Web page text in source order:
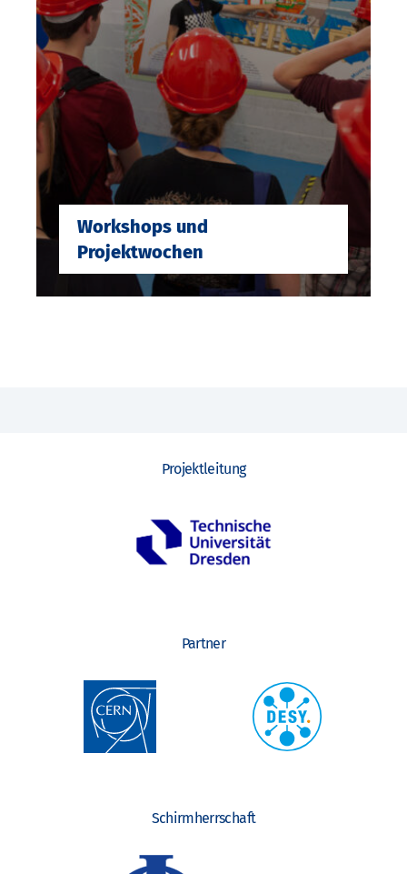
Workshops und
Projektwochen
Projektleitung
Partner
Schirmherrschaft